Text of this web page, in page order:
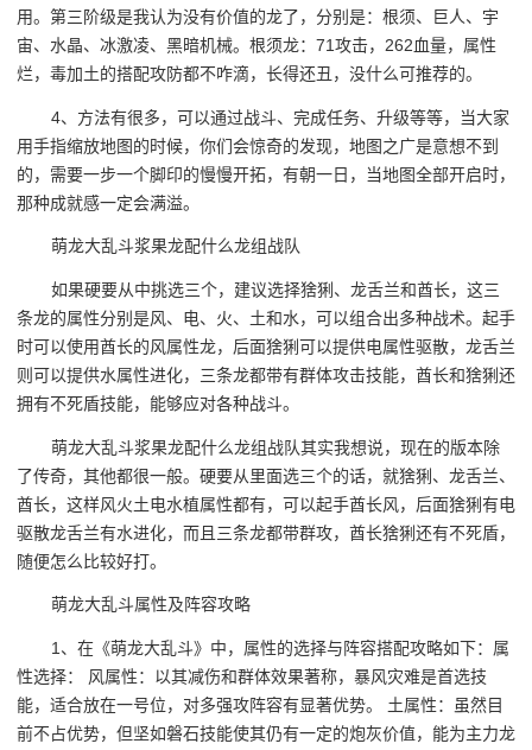
用。第三阶级是我认为没有价值的龙了，分别是：根须、巨人、宇
宙、水晶、冰激凌、黑暗机械。根须龙：71攻击，262血量，属性
烂，毒加土的搭配攻防都不咋滴，长得还丑，没什么可推荐的。
4、方法有很多，可以通过战斗、完成任务、升级等等，当大家
用手指缩放地图的时候，你们会惊奇的发现，地图之广是意想不到
的，需要一步一个脚印的慢慢开拓，有朝一日，当地图全部开启时，
那种成就感一定会满溢。
萌龙大乱斗浆果龙配什么龙组战队
如果硬要从中挑选三个，建议选择猞猁、龙舌兰和酋长，这三
条龙的属性分别是风、电、火、土和水，可以组合出多种战术。起手
时可以使用酋长的风属性龙，后面猞猁可以提供电属性驱散，龙舌兰
则可以提供水属性进化，三条龙都带有群体攻击技能，酋长和猞猁还
拥有不死盾技能，能够应对各种战斗。
萌龙大乱斗浆果龙配什么龙组战队其实我想说，现在的版本除
了传奇，其他都很一般。硬要从里面选三个的话，就猞猁、龙舌兰、
酋长，这样风火土电水植属性都有，可以起手酋长风，后面猞猁有电
驱散龙舌兰有水进化，而且三条龙都带群攻，酋长猞猁还有不死盾，
随便怎么比较好打。
萌龙大乱斗属性及阵容攻略
1、在《萌龙大乱斗》中，属性的选择与阵容搭配攻略如下：属
性选择： 风属性：以其减伤和群体效果著称，暴风灾难是首选技
能，适合放在一号位，对多强攻阵容有显著优势。 土属性：虽然目
前不占优势，但坚如磐石技能使其仍有一定的炮灰价值，能为主力龙